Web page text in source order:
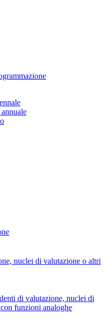
nuclei di valutazione o altri
di valutazione, nuclei di
funzioni analoghe